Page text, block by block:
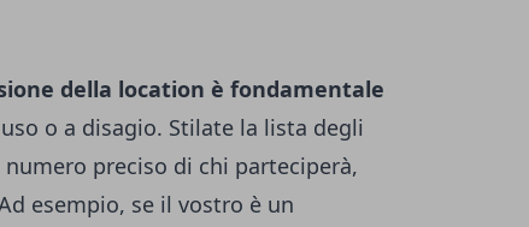
della location è fondamentale
o a disagio. Stilate la lista degli
preciso di chi parteciperà,
esempio, se il vostro è un